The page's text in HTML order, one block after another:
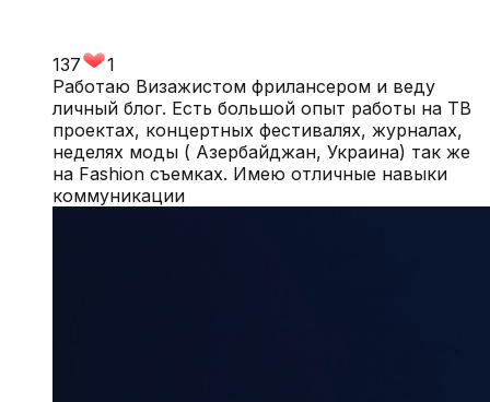
137
1
Работаю Визажистом фрилансером и веду
личный блог. Есть большой опыт работы на ТВ
проектах, концертных фестивалях, журналах,
неделях моды ( Азербайджан, Украина) так же
на Fashion съемках. Имею отличные навыки
коммуникации